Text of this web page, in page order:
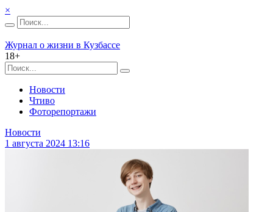
×
Журнал о жизни в Кузбассе
18+
Новости
Чтиво
Фоторепортажи
Новости
1 августа 2024 13:16